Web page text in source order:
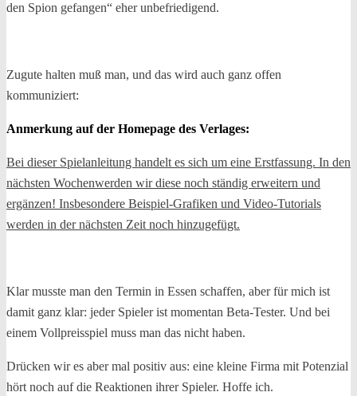
den Spion gefangen“ eher unbefriedigend.
Zugute halten muß man, und das wird auch ganz offen
kommuniziert:
Anmerkung auf der Homepage des Verlages:
Bei dieser Spielanleitung handelt es sich um eine Erstfassung. In den
nächsten Wochenwerden wir diese noch ständig erweitern und
ergänzen! Insbesondere Beispiel-Grafiken und Video-Tutorials
werden in der nächsten Zeit noch hinzugefügt.
Klar musste man den Termin in Essen schaffen, aber für mich ist
damit ganz klar: jeder Spieler ist momentan Beta-Tester. Und bei
einem Vollpreisspiel muss man das nicht haben.
Drücken wir es aber mal positiv aus: eine kleine Firma mit Potenzial
hört noch auf die Reaktionen ihrer Spieler. Hoffe ich.